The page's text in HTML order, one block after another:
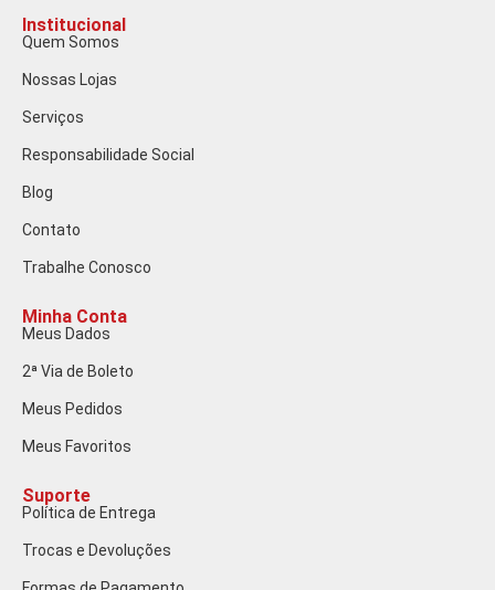
Institucional
Quem Somos
Nossas Lojas
Serviços
Responsabilidade Social
Blog
Contato
Trabalhe Conosco
Minha Conta
Meus Dados
2ª Via de Boleto
Meus Pedidos
Meus Favoritos
Suporte
Política de Entrega
Trocas e Devoluções